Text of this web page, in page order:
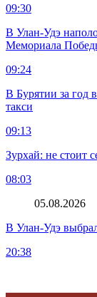
09:30
В Улан-Удэ
Мемориала
09:24
В Бурятии за год
такси
09:13
Зурхай: не стоит
08:03
05.08.2026
В Улан-Удэ
20:38